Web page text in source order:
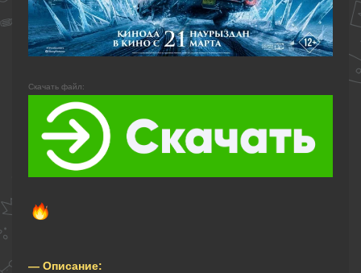
Скачать файл:
— Описание: